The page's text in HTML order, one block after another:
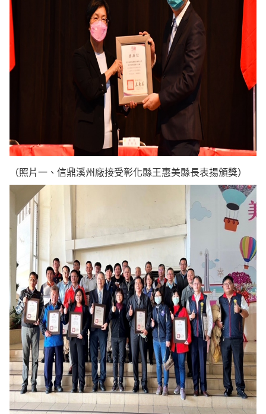
（照片一、信鼎溪州廠接受彰化縣王惠美縣長表揚頒獎）